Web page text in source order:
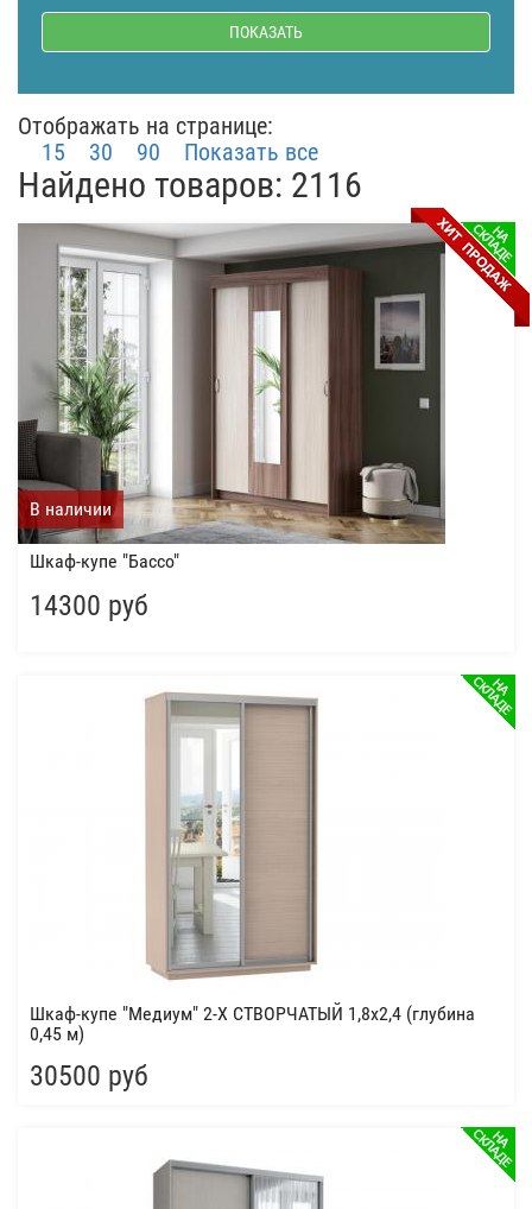
Отображать на странице:
15
30 90 Показать все
Найдено товаров: 2116
В наличии
Шкаф-купе "Бассо"
14300 руб
Шкаф-купе "Медиум" 2-Х СТВОРЧАТЫЙ 1,8x2,4 (глубина
0,45 м)
30500 руб